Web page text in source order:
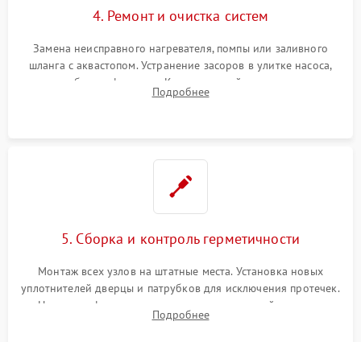
4. Ремонт и очистка систем
Замена неисправного нагревателя, помпы или заливного
шланга с аквастопом. Устранение засоров в улитке насоса,
патрубках и фильтрах. Компонентный ремонт платы
управления, восстановление поврежденной проводки.
Подробнее
5. Сборка и контроль герметичности
Монтаж всех узлов на штатные места. Установка новых
уплотнителей дверцы и патрубков для исключения протечек.
Надежная фиксация хомутов гидравлической системы,
сборка корпуса и установка датчика поплавка.
Подробнее